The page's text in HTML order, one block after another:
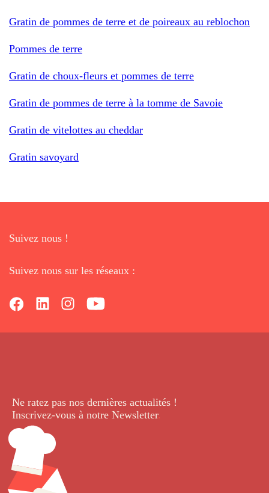
Gratin de pommes de terre et de poireaux au reblochon
Pommes de terre
Gratin de choux-fleurs et pommes de terre
Gratin de pommes de terre à la tomme de Savoie
Gratin de vitelottes au cheddar
Gratin savoyard
Suivez nous !
Suivez nous sur les réseaux :
Ne ratez pas nos dernières actualités !
Inscrivez-vous à notre Newsletter.